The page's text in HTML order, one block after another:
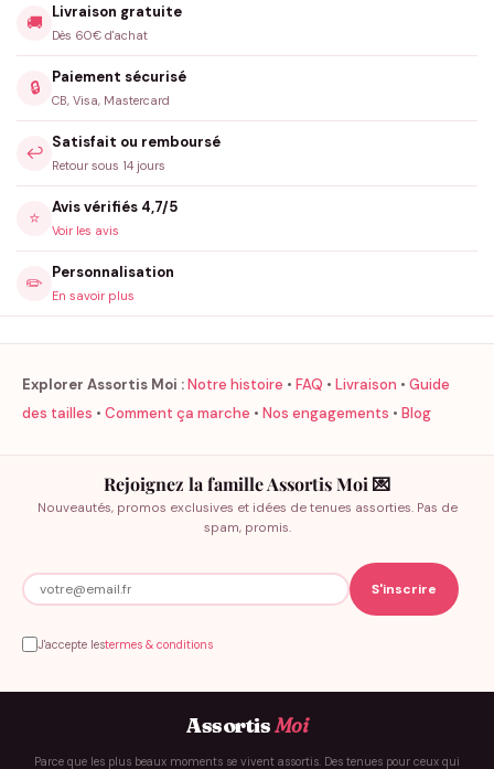
🚚
Livraison gratuite
Dès 60€ d'achat
🔒
Paiement sécurisé
CB, Visa, Mastercard
↩️
Satisfait ou remboursé
Retour sous 14 jours
⭐
Avis vérifiés 4,7/5
Voir les avis
✏️
Personnalisation
En savoir plus
Explorer Assortis Moi :Notre histoire • FAQ • Livraison • Guide
des tailles • Comment ça marche • Nos engagements • Blog
Rejoignez la famille Assortis Moi 💌
Nouveautés, promos exclusives et idées de tenues assorties. Pas de
spam, promis.
J'accepte lestermes & conditions
AssortisMoi
Parce que les plus beaux moments se vivent assortis. Des tenues pour ceux qui